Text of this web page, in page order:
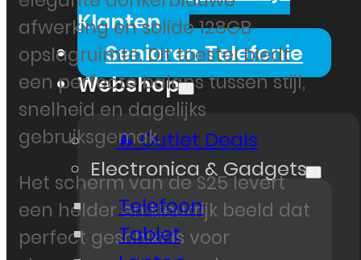
Klanten
Senioren Telefonie
Webshop
🔥 Outlet Deals
Electronica & Gadgets
Telefoon
Tablet
afwerking en solide 128GB
opslagruimte. Dit toestel biedt
een perfecte balans tussen stijl,
snelheid en dagelijks
gebruiksgemak.
Het scherm van de S25 levert
een helder en kleurrijk beeld dat
perfect geschikt is voor